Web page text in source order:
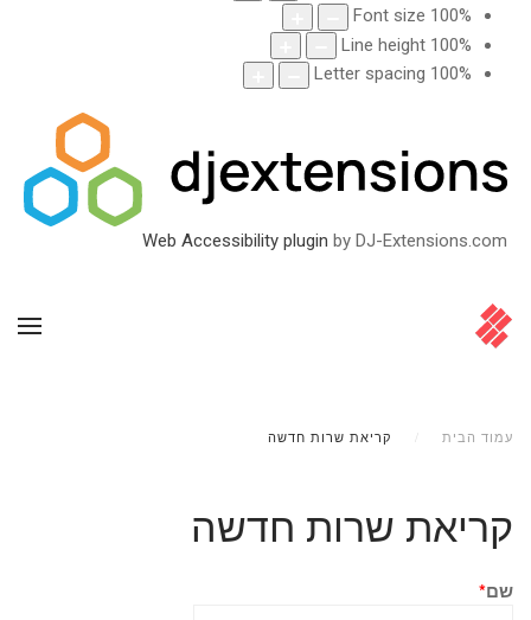
Font size 100%
Line height 100%
Letter spacing 100%
Web Accessibility plugin by DJ-Extensions.com
עמוד הבית קריאת שרות חדשה
קריאת שרות חדשה
שם*